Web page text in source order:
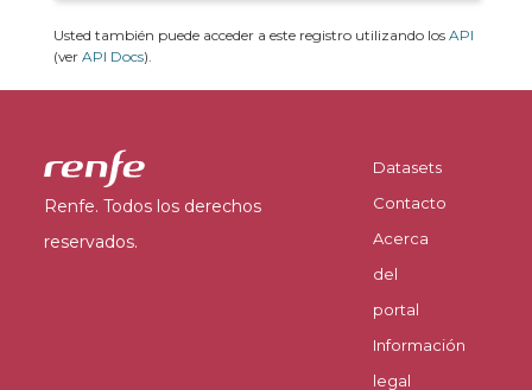
Usted también puede acceder a este registro utilizando los API
(ver API Docs).
Renfe. Todos los derechos
reservados.
Datasets
Contacto
Acerca
del
portal
Información
legal